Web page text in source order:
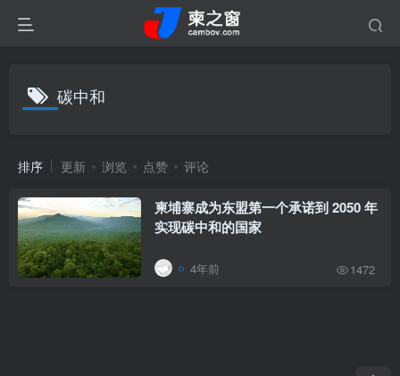
碳中和
排序 更新 浏览 点赞 评论
柬埔寨成为东盟第一个承诺到 2050 年
实现碳中和的国家
4年前 1472